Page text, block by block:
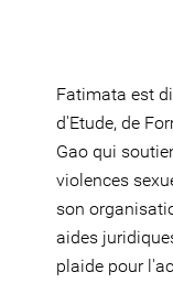
Fatimata est
d'Etude, de
Gao qui
violences
son
aides
plaide pour